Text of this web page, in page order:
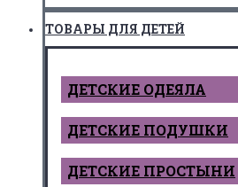
ТОВАРЫ ДЛЯ ДЕТЕЙ
ДЕТCКИЕ ОДЕЯЛА
ДЕТСКИЕ ПОДУШКИ
ДЕТСКИЕ ПРОСТЫНИ